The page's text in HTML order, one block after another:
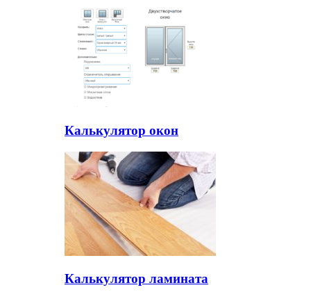
Калькулятор окон
Калькулятор ламината